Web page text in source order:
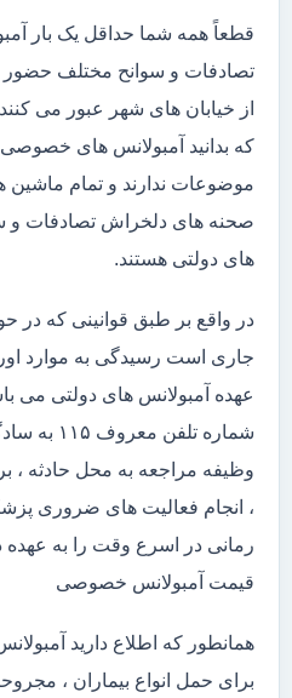
قطعاً همه شما حداقل یک بار
تصادفات و سوانح مختلف حضور
از خیابان های شهر عبور می
که بدانید آمبولانس های خصوصی
موضوعات ندارند و تمام ماشین
صحنه های دلخراش تصادفات و
های دولتی هستند.
در واقع بر طبق قوانینی که در
جاری است رسیدگی به موارد
عهده آمبولانس های دولتی می
شماره
وظیفه مراجعه به محل حادثه
، انجام فعالیت های ضروری
رمانی در اسرع وقت را به عهده
قیمت آمبولانس خصوصی
همانطور که اطلاع دارید
برای حمل انواع بیماران ،